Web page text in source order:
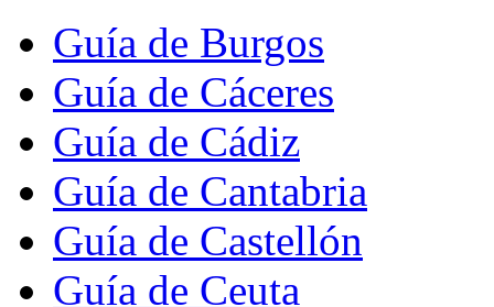
Guía de Burgos
Guía de Cáceres
Guía de Cádiz
Guía de Cantabria
Guía de Castellón
Guía de Ceuta